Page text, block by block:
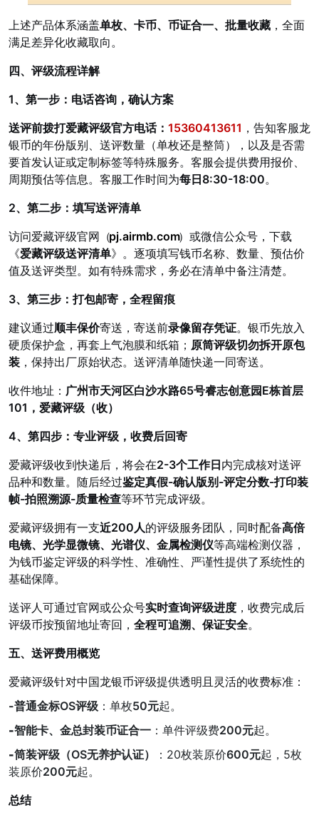
上述产品体系涵盖单枚、卡币、币证合一、批量收藏 ，全面
满足差异化收藏取向。
四、评级流程详解
1、第一步：电话咨询，确认方案
送评前拨打爱藏评级官方电话： 15360413611 ，告知客服龙
银币的年份版别、送评数量（单枚还是整筒），以及是否需
要首发认证或定制标签等特殊服务。客服会提供费用报价、
周期预估等信息。客服工作时间为每日8:30-18:00。
2、第二步：填写送评清单
访问爱藏评级官网（pj.airmb.com）或微信公众号，下载
《爱藏评级送评清单》。逐项填写钱币名称、数量、预估价
值及送评类型。如有特殊需求，务必在清单中备注清楚。
3、第三步：打包邮寄，全程留痕
建议通过顺丰保价寄送，寄送前录像留存凭证。银币先放入
硬质保护盒，再套上气泡膜和纸箱； 原筒评级切勿拆开原包
装 ，保持出厂原始状态。送评清单随快递一同寄送。
收件地址： 广州市天河区白沙水路65号睿志创意园E栋首层
101，爱藏评级（收）
4、第四步：专业评级，收费后回寄
爱藏评级收到快递后，将会在2-3个工作日内完成核对送评
品种和数量。随后经过鉴定真假-确认版别-评定分数-打印装
帧-拍照溯源-质量检查等环节完成评级。
爱藏评级拥有一支近200人的评级服务团队，同时配备高倍
电镜、光学显微镜、光谱仪、金属检测仪等高端检测仪器，
为钱币鉴定评级的科学性、准确性、严谨性提供了系统性的
基础保障。
送评人可通过官网或公众号实时查询评级进度 ，收费完成后
评级币按预留地址寄回， 全程可追溯、保证安全。
五、送评费用概览
爱藏评级针对中国龙银币评级提供透明且灵活的收费标准：
-普通金标OS评级 ：单枚50元起。
-智能卡、金总封装币证合一 ：单件评级费200元起。
-筒装评级（OS无养护认证） ：20枚装原价600元起，5枚
装原价200元起。
总结